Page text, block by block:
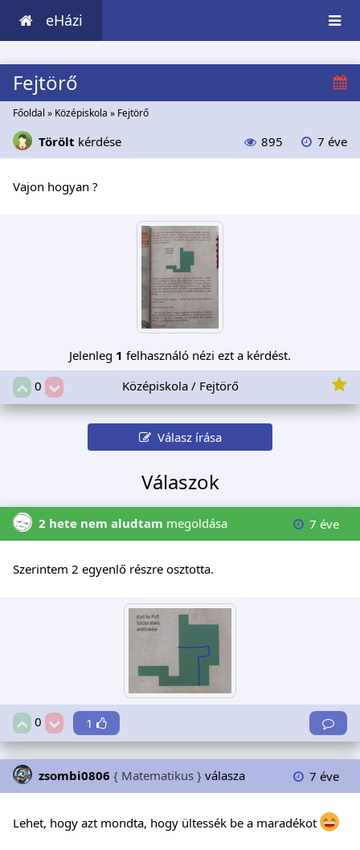
eHázi
Fejtörő
Főoldal » Középiskola » Fejtörő
Törölt kérdése 895 7 éve
Vajon hogyan ?
Jelenleg 1 felhasználó nézi ezt a kérdést.
0
Középiskola / Fejtörő
Válasz írása
Válaszok
2 hete nem aludtam megoldása 7 éve
Szerintem 2 egyenlő részre osztotta.
0 1
zsombi0806 { Matematikus } válasza 7 éve
Lehet, hogy azt mondta, hogy ültessék be a maradékot